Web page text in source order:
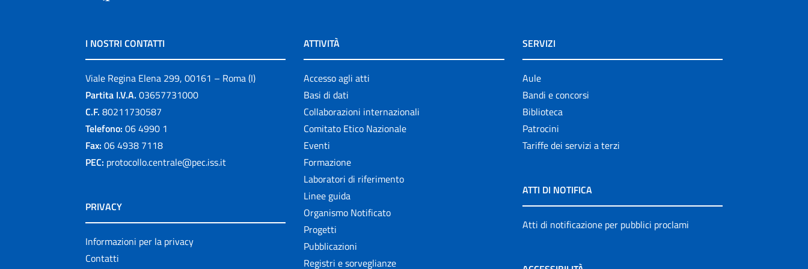
I NOSTRI CONTATTI
Viale Regina Elena 299, 00161 – Roma (I)
Partita I.V.A. 03657731000
C.F. 80211730587
Telefono: 06 4990 1
Fax: 06 4938 7118
PEC: protocollo.centrale@pec.iss.it
PRIVACY
Informazioni per la privacy
Contatti
ATTIVITÀ
Accesso agli atti
Basi di dati
Collaborazioni internazionali
Comitato Etico Nazionale
Eventi
Formazione
Laboratori di riferimento
Linee guida
Organismo Notificato
Progetti
Pubblicazioni
Registri e sorveglianze
SERVIZI
Aule
Bandi e concorsi
Biblioteca
Patrocini
Tariffe dei servizi a terzi
ATTI DI NOTIFICA
Atti di notificazione per pubblici proclami